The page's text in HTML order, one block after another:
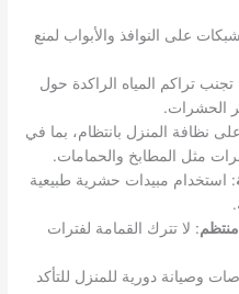
على النوافذ والأبواب لمنع
تجنب تراكم المياه الراكدة حول
الحشرات.
نظافة المنزل بانتظام، بما في
مثل المطابخ والحمامات.
: استخدام مبيدات حشرية طبيعية
: لا تترك القمامة لفترات
وصيانة دورية للمنزل للتأكد